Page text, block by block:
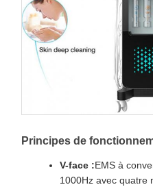
Principes de
V-face :EMS à
1000Hz avec quatre